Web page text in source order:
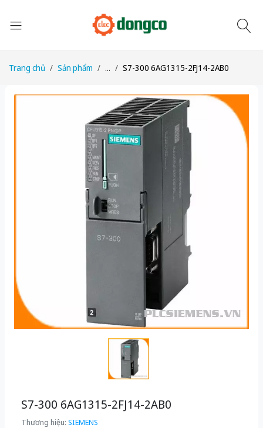
Trang chủ Sản phẩm ... S7-300 6AG1315-2FJ14-2AB0
S7-300 6AG1315-2FJ14-2AB0
Thương hiệu: SIEMENS